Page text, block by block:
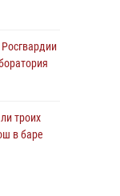
троих
в баре